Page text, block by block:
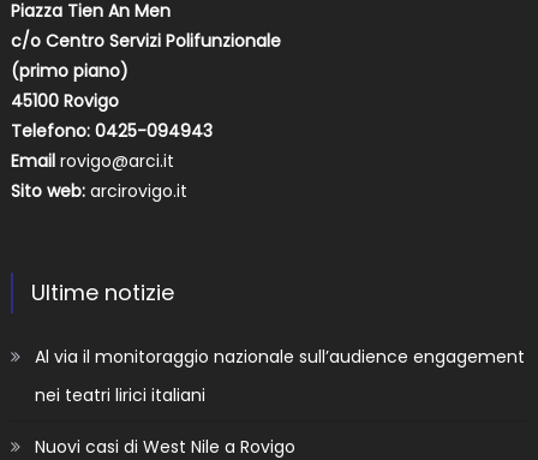
Piazza Tien An Men
c/o Centro Servizi Polifunzionale
(primo piano)
45100 Rovigo
Telefono: 0425-094943
Email rovigo@arci.it
Sito web: arcirovigo.it
Ultime notizie
Al via il monitoraggio nazionale sull’audience engagement
nei teatri lirici italiani
Nuovi casi di West Nile a Rovigo